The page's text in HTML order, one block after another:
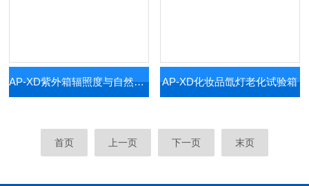
AP-XD紫外箱辐照度与自然日晒紫外线强度试验箱 AP-XD化妆品氙灯老化试验箱
首页 上一页 下一页 末页